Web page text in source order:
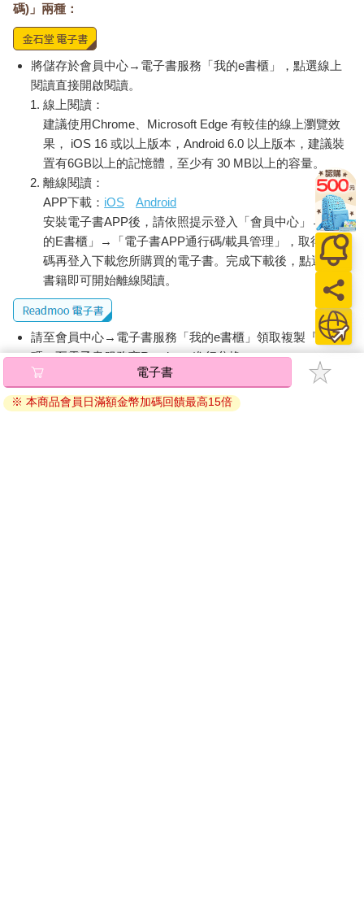
碼)」兩種：
將儲存於會員中心→電子書服務「我的e書櫃」，點選線上
閱讀直接開啟閱讀。
線上閱讀：
建議使用Chrome、Microsoft Edge 有較佳的線上瀏覽效
果， iOS 16 或以上版本，Android 6.0 以上版本，建議裝
置有6GB以上的記憶體，至少有 30 MB以上的容量。
離線閱讀：
APP下載： iOS
Android
安裝電子書APP後，請依照提示登入「會員中心」→「我
的E書櫃」→「電子書APP通行碼/載具管理」，取得通行
碼再登入下載您所購買的電子書。完成下載後，點選任一
書籍即可開始離線閱讀。
請至會員中心→電子書服務「我的e書櫃」領取複製『兌換
碼』至電子書服務商Readmoo進行兌換。
退換貨須知：
因版權保護，您在金石堂所購買的電子書僅能以金石堂專屬
電子書
※ 本商品會員日滿額金幣加碼回饋最高15倍